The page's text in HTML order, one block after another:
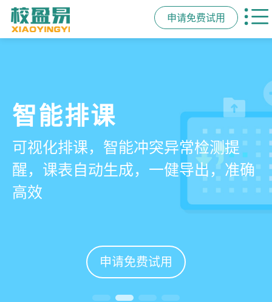
申请免费试用
管学校，用校盈易
培训机构教务管理系
统
有效提升运营管理效率45%
申请免费试用
智能排课
可视化排课，智能冲突异常检测提
醒，课表自动生成，一健导出，准确
高效
申请免费试用
课时统计
学员签到同步扣减课时，老师带课量
自动统计、汇总，数据清晰可查免扯
皮
申请免费试用
家校互动
一部手机链接教师、学员、家长，沟
通互动零距离，服务贴心铸口碑促续
费
申请免费试用